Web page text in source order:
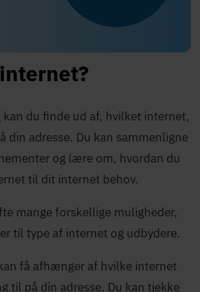
kan du finde ud af, hvilket internet,
din adresse. Du kan sammenligne
og lære om, hvordan du
til dit internet behov.
mange forskellige muligheder,
til type af internet og udbydere.
få afhænger af hvilke internet
til på din adresse. Du kan tjekke